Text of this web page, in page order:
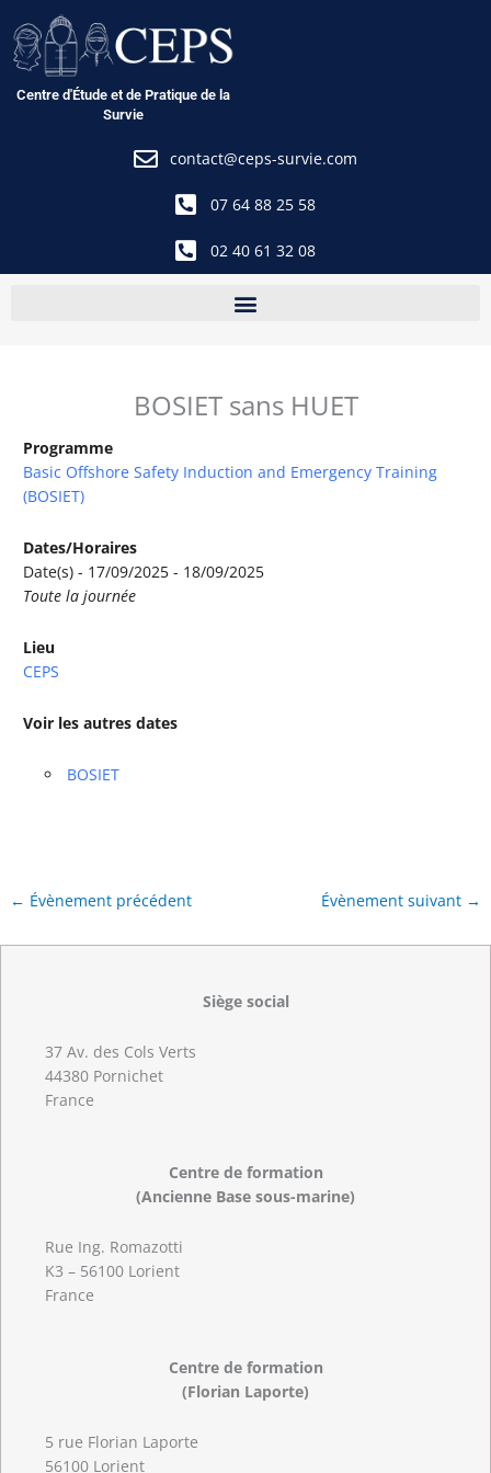
au
contenu
Centre d'Étude et de Pratique de la
Survie
contact@ceps-survie.com
07 64 88 25 58
02 40 61 32 08
BOSIET sans HUET
Programme
Basic Offshore Safety Induction and Emergency Training
(BOSIET)
Dates/Horaires
Date(s) - 17/09/2025 - 18/09/2025
Toute la journée
Lieu
CEPS
Voir les autres dates
BOSIET
← Évènement précédent Évènement suivant →
Siège social
37 Av. des Cols Verts
44380 Pornichet
France
Centre de formation
(Ancienne Base sous-marine)
Rue Ing. Romazotti
K3 – 56100 Lorient
France
Centre de formation
(Florian Laporte)
5 rue Florian Laporte
56100 Lorient